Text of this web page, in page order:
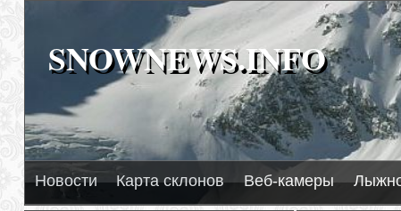
SNOWNEWS.INFO
SNOWNEWS.INFO
Новости Карта склонов Веб-камеры